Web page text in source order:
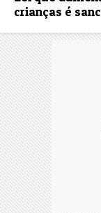
crianças é